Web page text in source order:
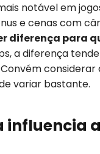
notável em
e cenas com
diferença para
a diferença
variar bastante.
influencia